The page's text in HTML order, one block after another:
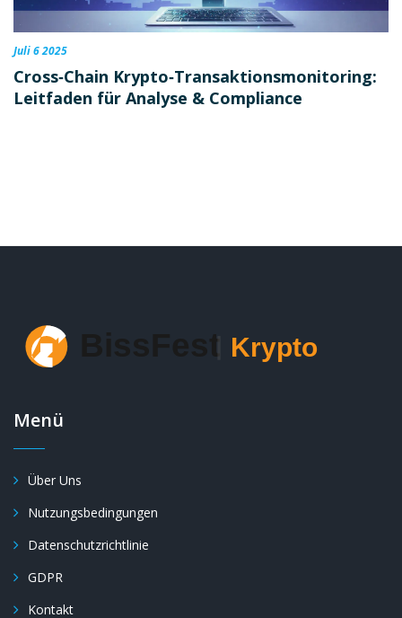
Juli 6 2025
Cross‑Chain Krypto‑Transaktionsmonitoring:
Leitfaden für Analyse & Compliance
Menü
Über Uns
Nutzungsbedingungen
Datenschutzrichtlinie
GDPR
Kontakt